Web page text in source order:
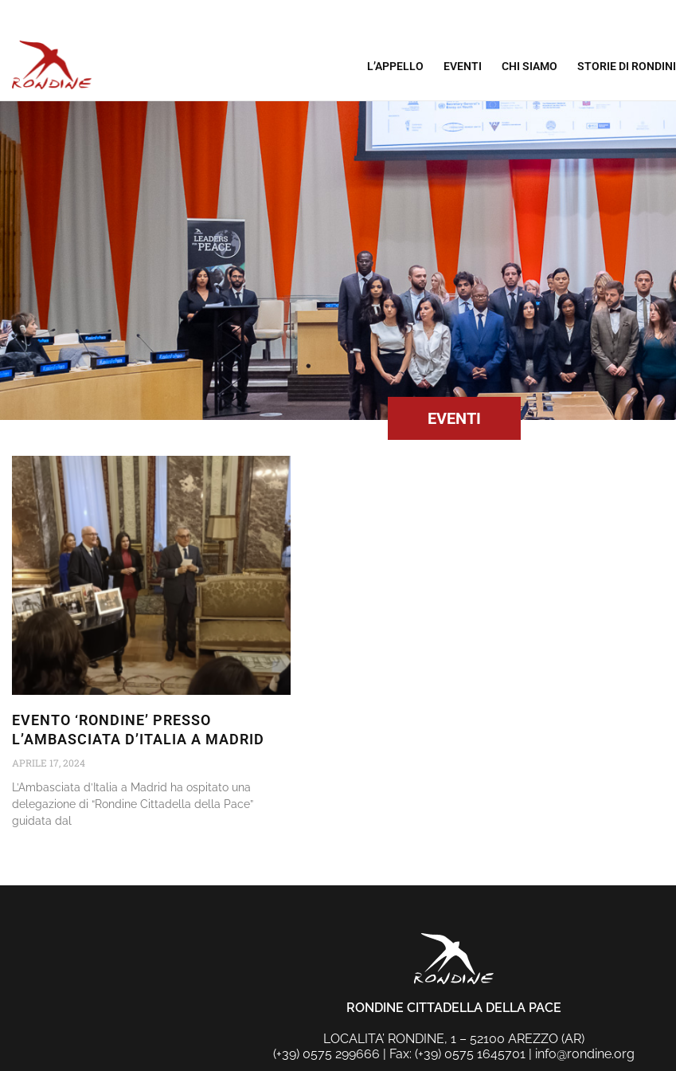
L’APPELLO EVENTI CHI SIAMO STORIE DI RONDINI
EVENTI
EVENTO ‘RONDINE’ PRESSO
L’AMBASCIATA D’ITALIA A MADRID
APRILE 17, 2024
L’Ambasciata d’Italia a Madrid ha ospitato una
delegazione di “Rondine Cittadella della Pace”
guidata dal
RONDINE CITTADELLA DELLA PACE
LOCALITA’ RONDINE, 1 – 52100 AREZZO (AR)
(+39) 0575 299666 | Fax: (+39) 0575 1645701 | info@rondine.org